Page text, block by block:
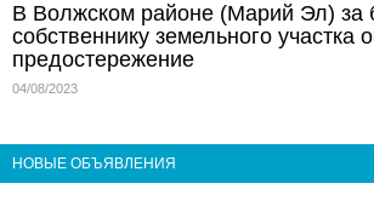
В Волжском районе (Марий Эл) за
собственнику земельного участка
предостережение
04/08/2023
НОВЫЕ ОБЪЯВЛЕНИЯ